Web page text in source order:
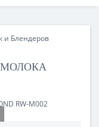
и Блендеров
МОЛОКА